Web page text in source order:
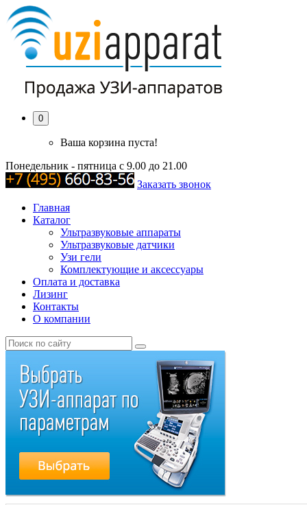
0
Ваша корзина пуста!
Понедельник - пятница с 9.00 до 21.00
Заказать звонок
Главная
Каталог
Ультразвуковые аппараты
Ультразвуковые датчики
Узи гели
Комплектующие и аксессуары
Оплата и доставка
Лизинг
Контакты
О компании